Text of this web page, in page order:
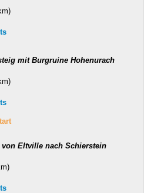
mit Burgruine Hohenurach
von Eltville nach Schierstein